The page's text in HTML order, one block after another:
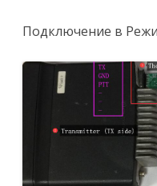
Подключение в